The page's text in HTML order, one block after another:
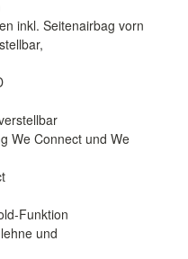
inkl. Seitenairbag vorn
We Connect und We
Funktion
und